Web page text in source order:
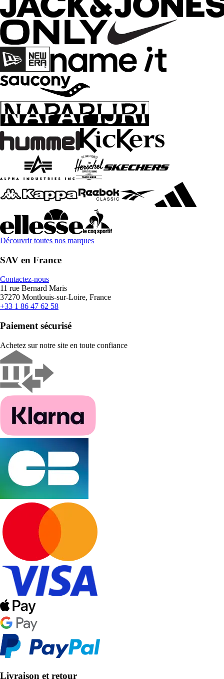
Découvrir toutes nos marques
SAV en France
Contactez-nous
11 rue Bernard Maris
37270 Montlouis-sur-Loire, France
+33 1 86 47 62 58
Paiement sécurisé
Achetez sur notre site en toute confiance
Livraison et retour